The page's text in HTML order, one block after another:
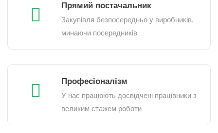
Прямий постачальник
Закупівля безпосередньо у виробників,
минаючи посередників
Професіоналізм
У нас працюють досвідчені працівники з
великим стажем роботи